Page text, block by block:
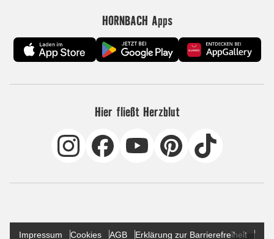
HORNBACH Apps
Hier fließt Herzblut
Impressum Cookies AGB Erklärung zur Barrierefreiheit